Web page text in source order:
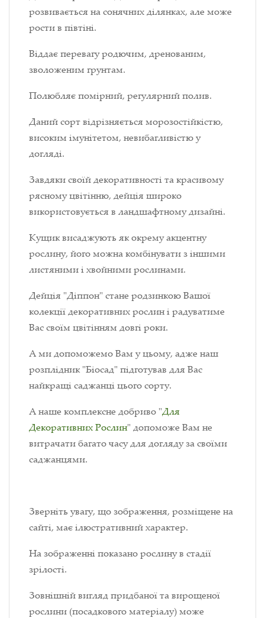
розвивається на сонячних ділянках, але може
рости в півтіні.
Віддає перевагу родючим, дренованим,
зволоженим ґрунтам.
Полюбляє помірний, регулярний полив.
Даний сорт відрізняється морозостійкістю,
високим імунітетом, невибагливістю у
догляді.
Завдяки своїй декоративності та красивому
рясному цвітінню, дейція широко
використовується в ландшафтному дизайні.
Кущик висаджують як окрему акцентну
рослину, його можна комбінувати з іншими
листяними і хвойними рослинами.
Дейція "Діппон" стане родзинкою Вашої
колекції декоративних рослин і радуватиме
Вас своїм цвітінням довгі роки.
А ми допоможемо Вам у цьому, адже наш
розплідник "Біосад" підготував для Вас
найкращі саджанці цього сорту.
А наше комплексне добриво "Для
Декоративних Рослин" допоможе Вам не
витрачати багато часу для догляду за своїми
саджанцями.
Зверніть увагу, що зображення, розміщене на
сайті, має ілюстративний характер.
На зображенні показано рослину в стадії
зрілості.
Зовнішній вигляд придбаної та вирощеної
рослини (посадкового матеріалу) може